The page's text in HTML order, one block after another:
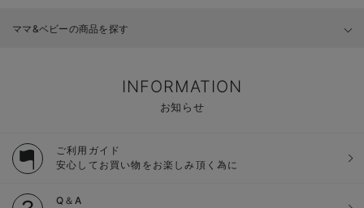
ママ&ベビーの商品を探す
INFORMATION
お知らせ
ご利用ガイド
安心してお買い物をお楽しみ頂く為に
Q＆A